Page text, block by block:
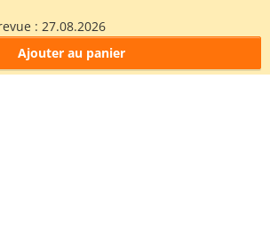
: 27.08.2026
Ajouter au panier